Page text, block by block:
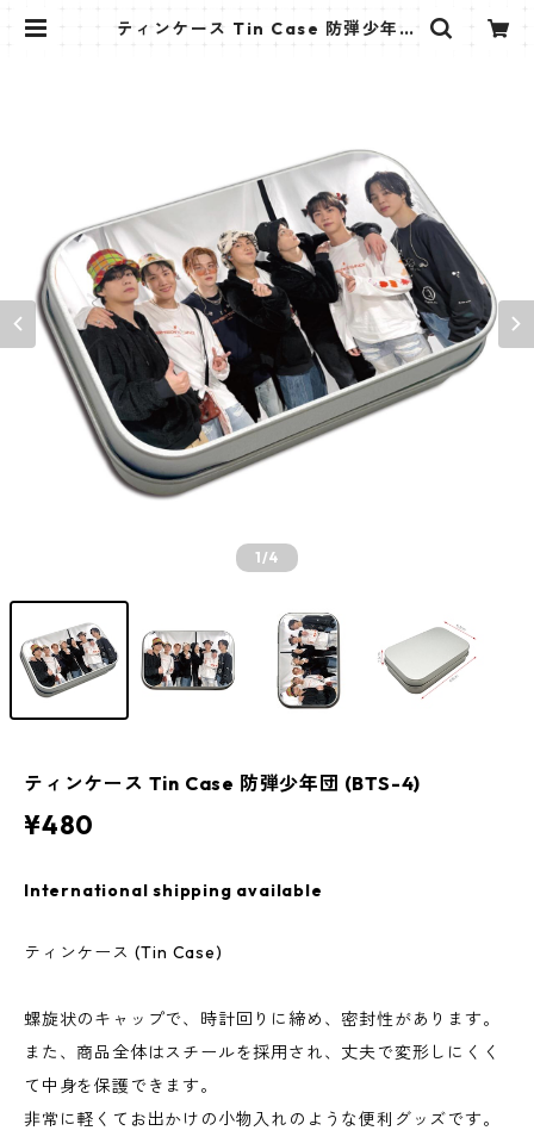
ティンケース Tin Case 防弾少年団
1/4
ティンケース Tin Case 防弾少年団 (BTS-4)
¥480
International shipping available
ティンケース (Tin Case)
螺旋状のキャップで、時計回りに締め、密封性があります。
また、商品全体はスチールを採用され、丈夫で変形しにくく
て中身を保護できます。
非常に軽くてお出かけの小物入れのような便利グッズです。